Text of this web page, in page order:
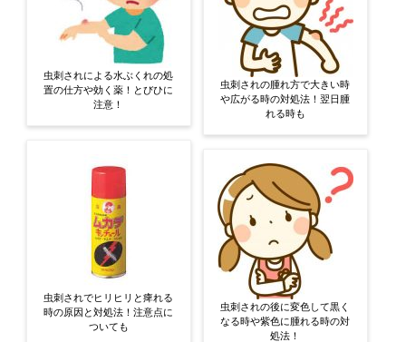
虫刺されによる水ぶくれの処
置の仕方や効く薬！とびひに
注意！
虫刺されでヒリヒリと痺れる
時の原因と対処法！注意点に
ついても
虫刺されの腫れ方で大きい時
や広がる時の対処法！翌日腫
れる時も
虫刺されの後に変色して黒く
なる時や紫色に腫れる時の対
処法！